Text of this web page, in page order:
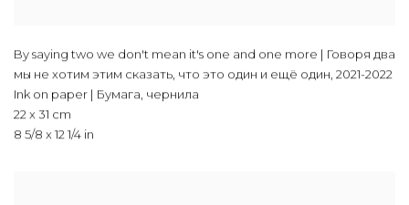
By saying two we don't mean it's one and one more | Говоря два
мы не хотим этим сказать, что это один и ещё один, 2021-2022
Ink on paper | Бумага, чернила
22 x 31 cm
8 5/8 x 12 1/4 in